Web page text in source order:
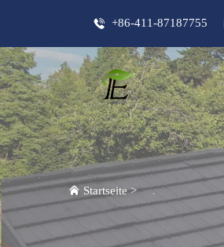
+86-411-87187755
Startseite>